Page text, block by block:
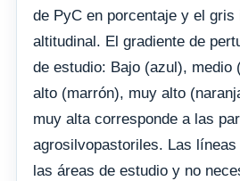
de PyC en porcentaje y el gris
altitudinal. El gradiente de
de estudio: Bajo (azul), medio
alto (marrón), muy alto
muy alta corresponde a las
agrosilvopastoriles. Las
las áreas de estudio y no